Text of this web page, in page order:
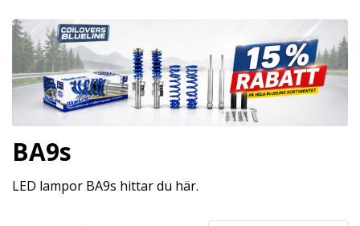
BA9s
LED lampor BA9s hittar du här.